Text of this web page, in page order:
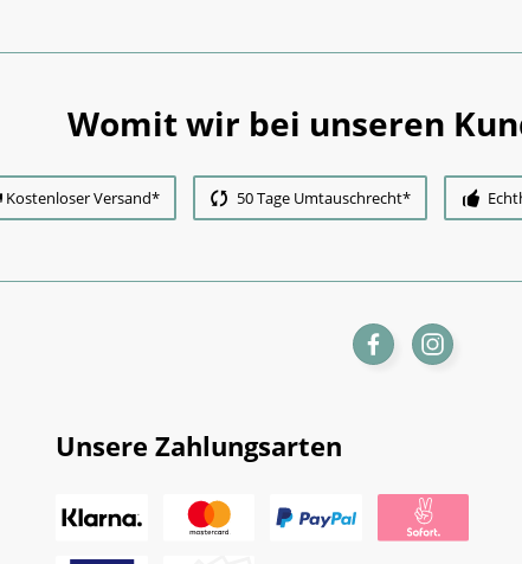
Womit wir bei unseren
Kostenloser Versand* 50 Tage Umtauschrecht*
Unsere Zahlungsarten